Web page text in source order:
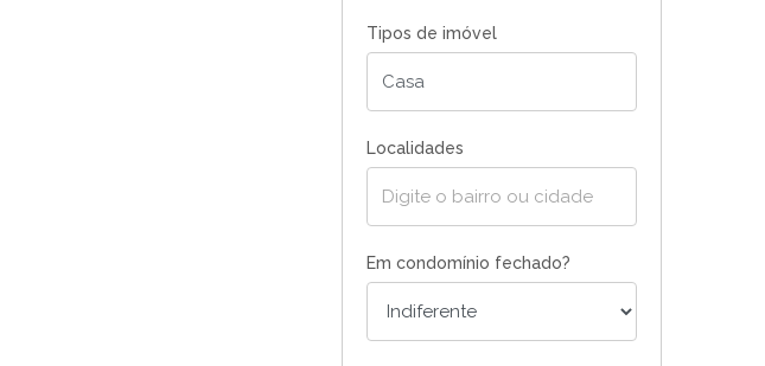
Tipos de imóvel
Localidades
Em condomínio fechado?